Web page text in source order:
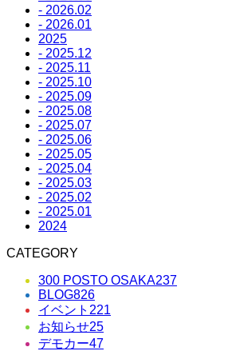
- 2026.02
- 2026.01
2025
- 2025.12
- 2025.11
- 2025.10
- 2025.09
- 2025.08
- 2025.07
- 2025.06
- 2025.05
- 2025.04
- 2025.03
- 2025.02
- 2025.01
2024
CATEGORY
300 POSTO OSAKA237
BLOG826
イベント 221
お知らせ25
デモカー47